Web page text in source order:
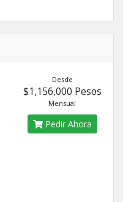
Desde
$1,156,000 Pesos
Mensual
Pedir Ahora